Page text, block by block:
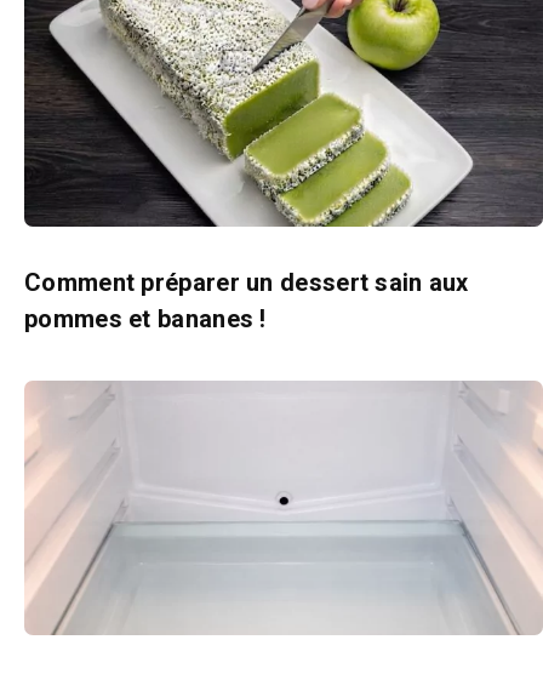
Comment préparer un dessert sain aux
pommes et bananes !